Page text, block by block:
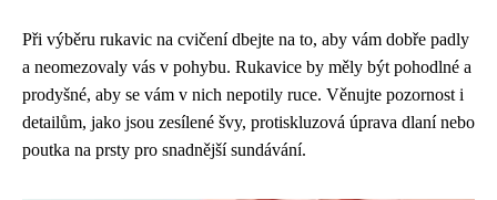
Při výběru rukavic na cvičení dbejte na to, aby vám dobře padly
a neomezovaly vás v pohybu. Rukavice by měly být pohodlné a
prodyšné, aby se vám v nich nepotily ruce. Věnujte pozornost i
detailům, jako jsou zesílené švy, protiskluzová úprava dlaní nebo
poutka na prsty pro snadnější sundávání.